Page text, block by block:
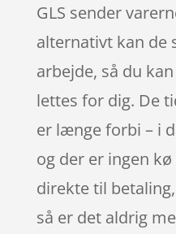
GLS sender
alternativt kan de
arbejde, så du
lettes for dig. De
er længe forbi – i
og der er ingen
direkte til
så er det aldrig